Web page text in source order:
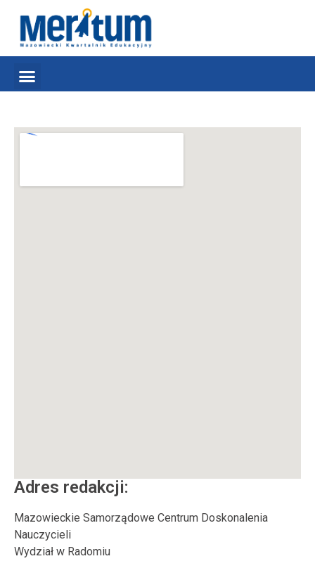
Adres redakcji:
Mazowieckie Samorządowe Centrum Doskonalenia
Nauczycieli
Wydział w Radomiu